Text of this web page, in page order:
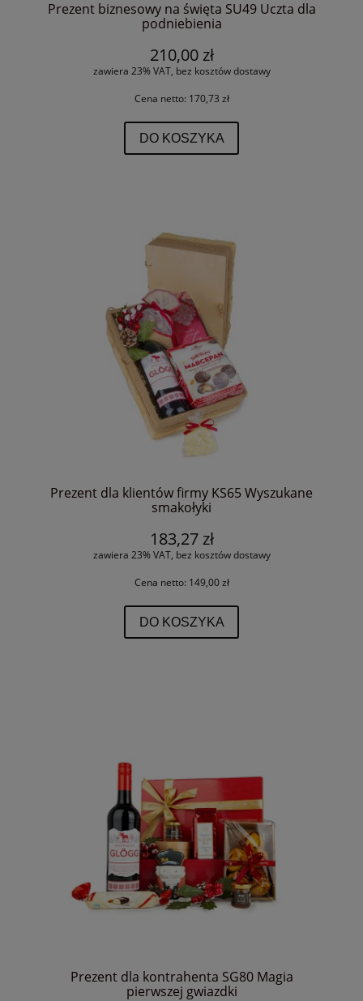
Prezent biznesowy na święta SU49 Uczta dla
podniebienia
210,00 zł
zawiera 23% VAT, bez kosztów dostawy
Cena netto: 170,73 zł
DO KOSZYKA
Prezent dla klientów firmy KS65 Wyszukane
smakołyki
183,27 zł
zawiera 23% VAT, bez kosztów dostawy
Cena netto: 149,00 zł
DO KOSZYKA
Prezent dla kontrahenta SG80 Magia
pierwszej gwiazdki